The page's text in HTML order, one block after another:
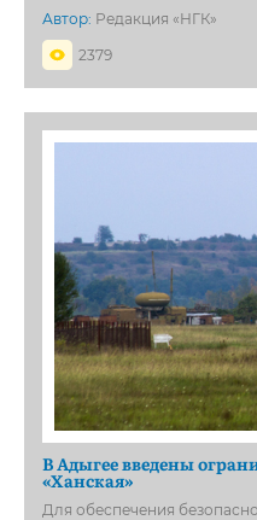
Автор: Редакция «НГК»
2379
В Адыгее введены
«Ханская»
Для обеспечения